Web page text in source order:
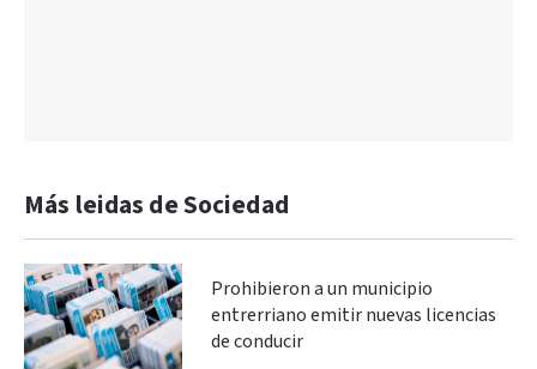
Más leidas de Sociedad
Prohibieron a un municipio
entrerriano emitir nuevas licencias
de conducir